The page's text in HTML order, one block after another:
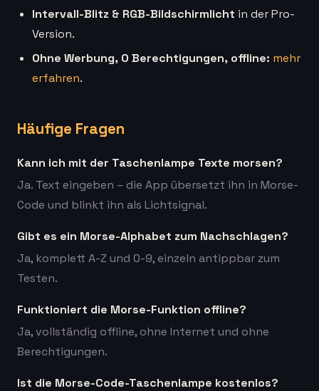
Intervall-Blitz & RGB-Bildschirmlicht in der Pro-
Version.
Ohne Werbung, 0 Berechtigungen, offline: mehr
erfahren.
Häufige Fragen
Kann ich mit der Taschenlampe Texte morsen?
Ja. Text eingeben – die App übersetzt ihn in Morse-
Code und blinkt ihn als Lichtsignal.
Gibt es ein Morse-Alphabet zum Nachschlagen?
Ja, komplett A-Z und 0-9, einzeln antippbar zum
Testen.
Funktioniert die Morse-Funktion offline?
Ja, vollständig offline, ohne Internet und ohne
Berechtigungen.
Ist die Morse-Code-Taschenlampe kostenlos?